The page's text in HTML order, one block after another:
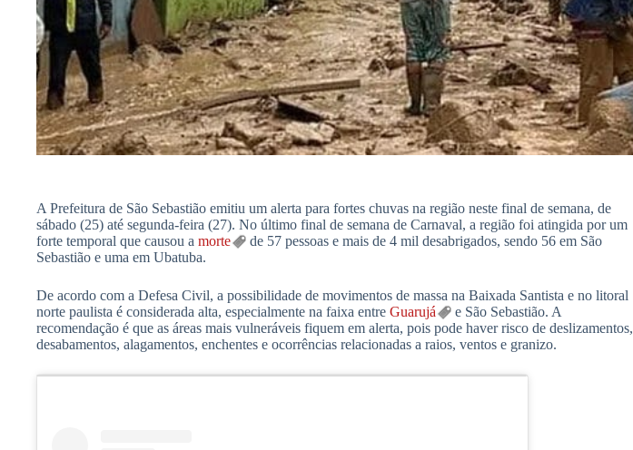
A Prefeitura de São Sebastião emitiu um alerta para fortes chuvas na região neste final de semana, de
sábado (25) até segunda-feira (27). No último final de semana de Carnaval, a região foi atingida por um
forte temporal que causou a morte
de 57 pessoas e mais de 4 mil desabrigados, sendo 56 em São
Sebastião e uma em Ubatuba.
De acordo com a Defesa Civil, a possibilidade de movimentos de massa na Baixada Santista e no litoral
norte paulista é considerada alta, especialmente na faixa entre Guarujá
e São Sebastião. A
recomendação é que as áreas mais vulneráveis fiquem em alerta, pois pode haver risco de deslizamentos,
desabamentos, alagamentos, enchentes e ocorrências relacionadas a raios, ventos e granizo.